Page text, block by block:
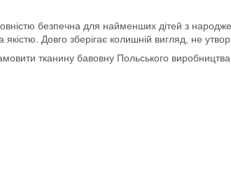
безпечна для найменших дітей з
Довго зберігає колишній вигляд, не
тканину бавовну Польського